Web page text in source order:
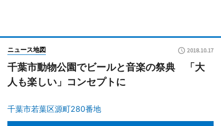
ニュース地図 2018.10.17
千葉市動物公園でビールと音楽の祭典 「大
人も楽しい」コンセプトに
千葉市若葉区源町280番地